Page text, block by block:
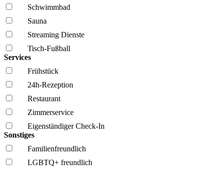
Schwimmbad
Sauna
Streaming Dienste
Tisch-Fußball
Services
Frühstück
24h-Rezeption
Restaurant
Zimmerservice
Eigenständiger Check-In
Sonstiges
Familien­freundlich
LGBTQ+ freundlich